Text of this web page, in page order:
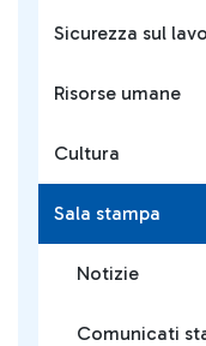
Sicurezza sul
Risorse umane
Cultura
Sala stampa
Notizie
Comunicati